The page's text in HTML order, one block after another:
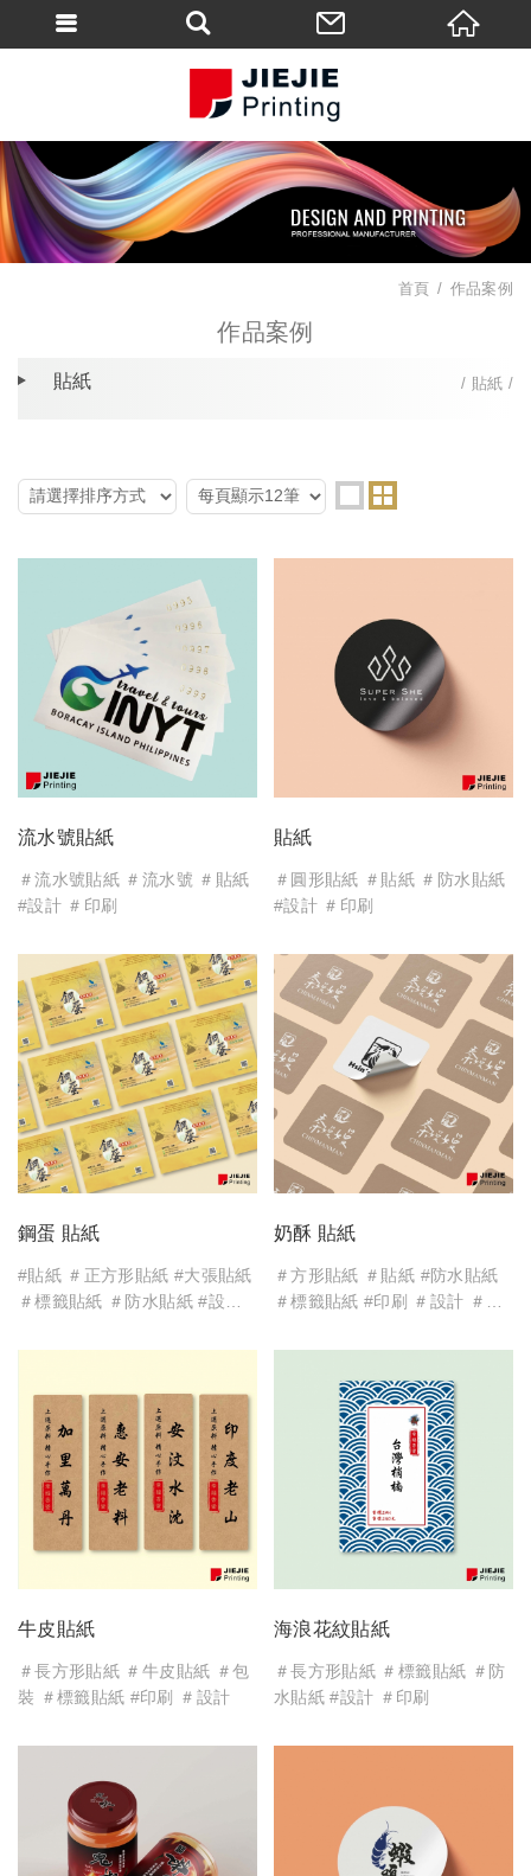
作品案例
首頁 作品案例
貼紙 貼紙
流水號貼紙
＃流水號貼紙 ＃流水號 ＃貼紙
#設計 ＃印刷
貼紙
＃圓形貼紙 ＃貼紙 ＃防水貼紙
#設計 ＃印刷
鋼蛋 貼紙
#貼紙 ＃正方形貼紙 #大張貼紙
＃標籤貼紙 ＃防水貼紙 #設計
奶酥 貼紙
＃方形貼紙 ＃貼紙 #防水貼紙
＃標籤貼紙 #印刷 ＃設計 ＃
牛皮貼紙
＃長方形貼紙 ＃牛皮貼紙 ＃包
裝 ＃標籤貼紙 #印刷 ＃設計
海浪花紋貼紙
＃長方形貼紙 ＃標籤貼紙 ＃防
水貼紙 #設計 ＃印刷